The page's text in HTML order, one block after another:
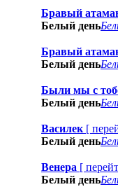
Бравый
Белый день
Бравый
Белый день
Были мы с
Белый день
Василек [
Белый день
Венера [
Белый день